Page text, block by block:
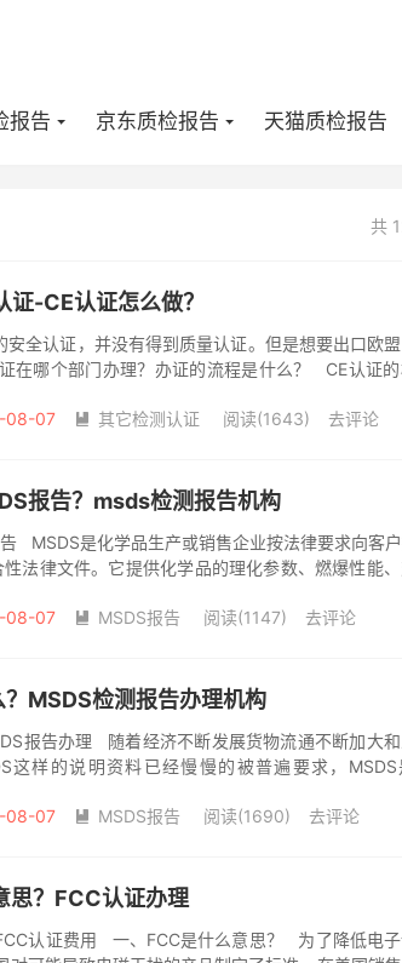
报告 京东质检报告 天猫质检报告
共
-CE认证怎么做？
安全认证，并没有得到质量认证。但是想要出口欧
在哪个部门办理？办证的流程是什么？ CE认证的
08-07  其它检测认证 阅读(1643) 去评论
报告？msds检测报告机构
MSDS是化学品生产或销售企业按法律要求向客
法律文件。它提供化学品的理化参数、燃爆性能、
08-07  MSDS报告 阅读(1147) 去评论
MSDS检测报告办理机构
报告办理 随着经济不断发展货物流通不断加大
这样的说明资料已经慢慢的被普遍要求，MSDS
08-07  MSDS报告 阅读(1690) 去评论
思？FCC认证办理
认证费用 一、FCC是什么意思？ 为了降低电